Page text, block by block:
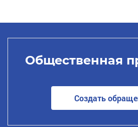
Общественная
Создать